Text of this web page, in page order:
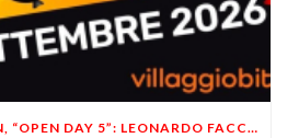
VILLAGGIO BITCOIN, “OPEN DAY 5”: LEONARDO FACCO OSPITE A BRESCIA